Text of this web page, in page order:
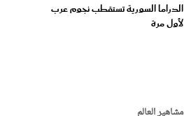
الدراما السورية تستقطب نجوم عرب
لأول مرة
مشاهير العالم